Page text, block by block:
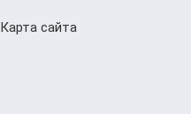
Карта сайта